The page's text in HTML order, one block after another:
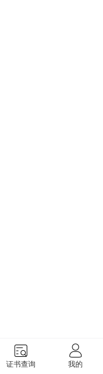
证书查询 我的